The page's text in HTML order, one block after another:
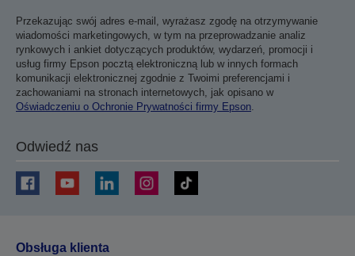
Przekazując swój adres e-mail, wyrażasz zgodę na otrzymywanie
wiadomości marketingowych, w tym na przeprowadzanie analiz
rynkowych i ankiet dotyczących produktów, wydarzeń, promocji i
usług firmy Epson pocztą elektroniczną lub w innych formach
komunikacji elektronicznej zgodnie z Twoimi preferencjami i
zachowaniami na stronach internetowych, jak opisano w
Oświadczeniu o Ochronie Prywatności firmy Epson.
Odwiedź nas
Obsługa klienta